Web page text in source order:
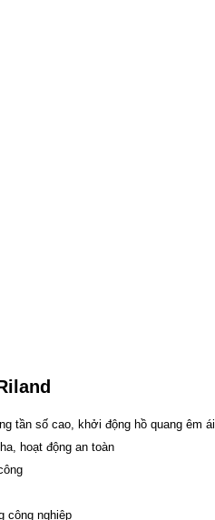
tần số cao, khởi động hồ quang êm ái
hoạt động an toàn
công nghiệp